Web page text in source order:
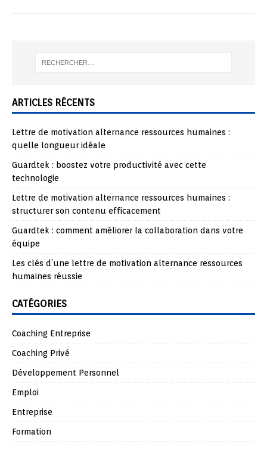
ARTICLES RÉCENTS
Lettre de motivation alternance ressources humaines :
quelle longueur idéale
Guardtek : boostez votre productivité avec cette
technologie
Lettre de motivation alternance ressources humaines :
structurer son contenu efficacement
Guardtek : comment améliorer la collaboration dans votre
équipe
Les clés d’une lettre de motivation alternance ressources
humaines réussie
CATÉGORIES
Coaching Entreprise
Coaching Privé
Développement Personnel
Emploi
Entreprise
Formation